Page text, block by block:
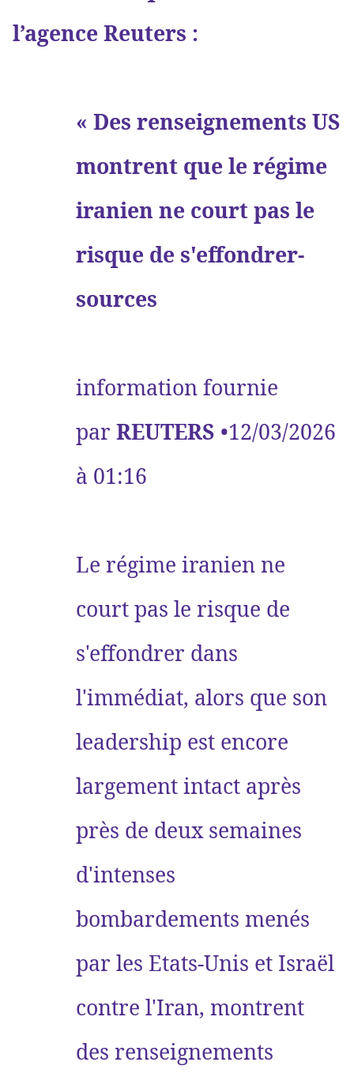
l’agence Reuters :
« Des renseignements US
montrent que le régime
iranien ne court pas le
risque de s'effondrer-
sources
information fournie
par REUTERS •12/03/2026
à 01:16
Le régime iranien ne
court pas le risque de
s'effondrer dans
l'immédiat, alors que son
leadership est encore
largement intact après
près de deux semaines
d'intenses
bombardements menés
par les Etats-Unis et Israël
contre l'Iran, montrent
des renseignements